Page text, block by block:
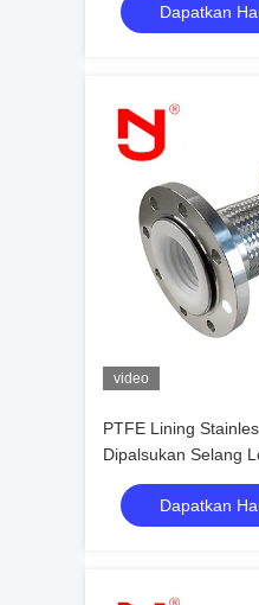
Dapatkan
video
PTFE Lining
Dipalsukan Selang
Bergelombang
Dapatkan